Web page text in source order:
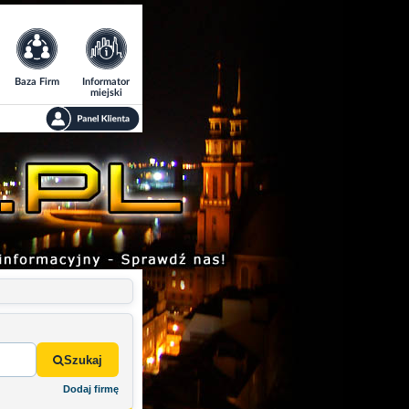
Baza Firm
Informator
miejski
Szukaj
Dodaj firmę